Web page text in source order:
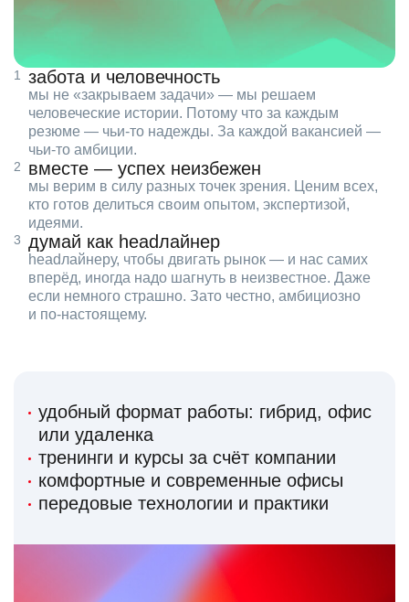
забота и человечность
мы не «закрываем задачи» — мы решаем
человеческие истории. Потому что за каждым
резюме — чьи‑то надежды. За каждой вакансией —
чьи‑то амбиции.
вместе — успех неизбежен
мы верим в силу разных точек зрения. Ценим всех,
кто готов делиться своим опытом, экспертизой,
идеями.
думай как headлайнер
headлайнеру, чтобы двигать рынок — и нас самих
вперёд, иногда надо шагнуть в неизвестное. Даже
если немного страшно. Зато честно, амбициозно
и по‑настоящему.
удобный формат работы: гибрид, офис
или удаленка
тренинги и курсы за счёт компании
комфортные и современные офисы
передовые технологии и практики